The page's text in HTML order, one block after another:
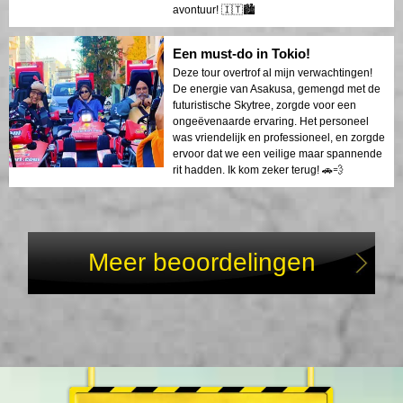
avontuur! 🇮🇹🏙️
Een must-do in Tokio!
Deze tour overtrof al mijn verwachtingen!
De energie van Asakusa, gemengd met de
futuristische Skytree, zorgde voor een
ongeëvenaarde ervaring. Het personeel
was vriendelijk en professioneel, en zorgde
ervoor dat we een veilige maar spannende
rit hadden. Ik kom zeker terug! 🚗💨
Meer beoordelingen